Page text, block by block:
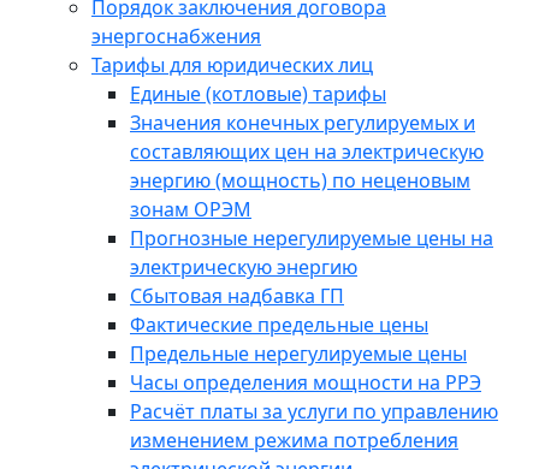
Порядок заключения договора
энергоснабжения
Тарифы для юридических лиц
Единые (котловые) тарифы
Значения конечных регулируемых и
составляющих цен на электрическую
энергию (мощность) по неценовым
зонам ОРЭМ
Прогнозные нерегулируемые цены на
электрическую энергию
Сбытовая надбавка ГП
Фактические предельные цены
Предельные нерегулируемые цены
Часы определения мощности на РРЭ
Расчёт платы за услуги по управлению
изменением режима потребления